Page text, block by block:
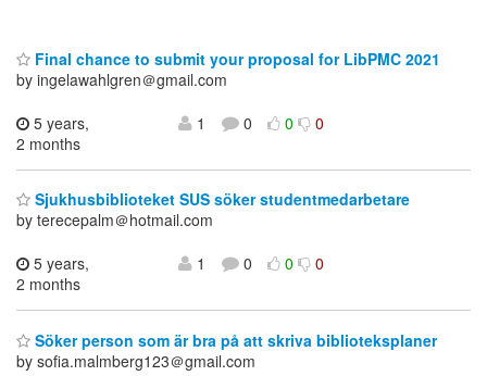
Final chance to submit your proposal for LibPMC 2021
by ingelawahlgren＠gmail.com
5 years,
2 months
1 0 0 0
Sjukhusbiblioteket SUS söker studentmedarbetare
by terecepalm＠hotmail.com
5 years,
2 months
1 0 0 0
Söker person som är bra på att skriva biblioteksplaner
by sofia.malmberg123＠gmail.com